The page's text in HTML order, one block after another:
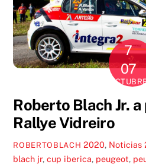
7
07
Roberto Blach Jr.
Rallye Vidreiro
ROBERTOBLACH 2020, Noticias
blach jr,cup iberica, peugeot,